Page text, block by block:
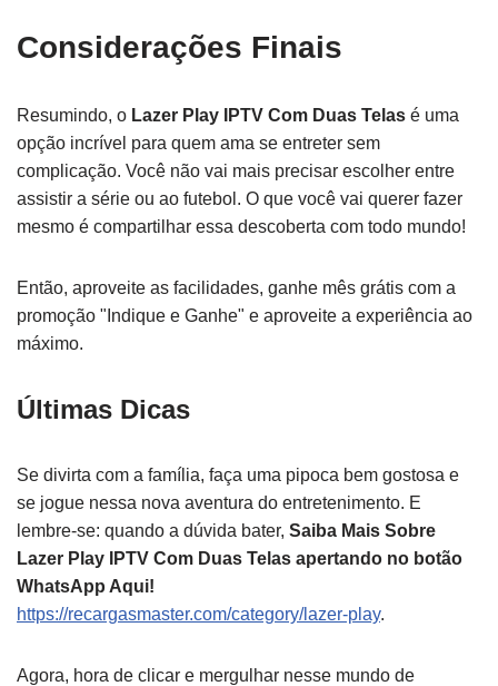
Considerações Finais
Resumindo, o Lazer Play IPTV Com Duas Telas é uma
opção incrível para quem ama se entreter sem
complicação. Você não vai mais precisar escolher entre
assistir a série ou ao futebol. O que você vai querer fazer
mesmo é compartilhar essa descoberta com todo mundo!
Então, aproveite as facilidades, ganhe mês grátis com a
promoção "Indique e Ganhe" e aproveite a experiência ao
máximo.
Últimas Dicas
Se divirta com a família, faça uma pipoca bem gostosa e
se jogue nessa nova aventura do entretenimento. E
lembre-se: quando a dúvida bater, Saiba Mais Sobre
Lazer Play IPTV Com Duas Telas apertando no botão
WhatsApp Aqui!
https://recargasmaster.com/category/lazer-play.
Agora, hora de clicar e mergulhar nesse mundo de